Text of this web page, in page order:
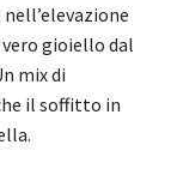
gioiello dal
mix di
il soffitto in